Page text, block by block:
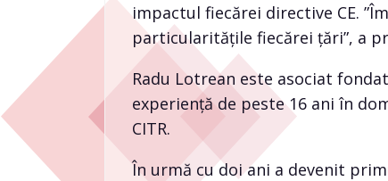
impactul fiecărei directive CE.
particularitățile fiecărei țări”, a
Radu Lotrean este asociat
experiență de peste 16 ani în
CITR.
În urmă cu doi ani a devenit